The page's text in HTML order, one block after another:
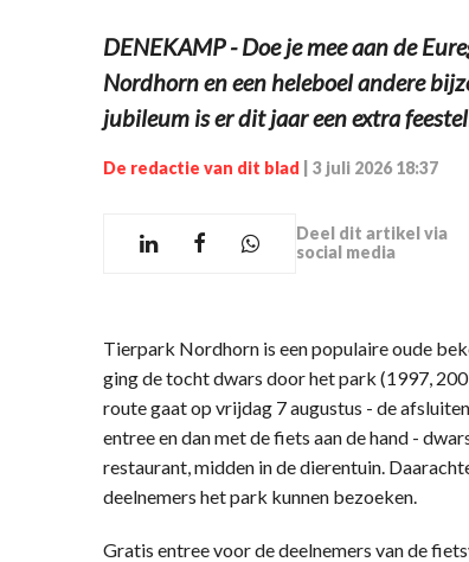
DENEKAMP - Doe je mee aan de
Nordhorn en een heleboel andere
jubileum is er dit jaar een extra
De redactie van dit blad 3 juli 2026 18:37
Deel dit artikel via
social media
Tierpark Nordhorn is een populaire oude
ging de tocht dwars door het park (1997,
route gaat op vrijdag 7 augustus - de
entree en dan met de fiets aan de hand -
restaurant, midden in de dierentuin.
deelnemers het park kunnen bezoeken.
Gratis entree voor de deelnemers van de